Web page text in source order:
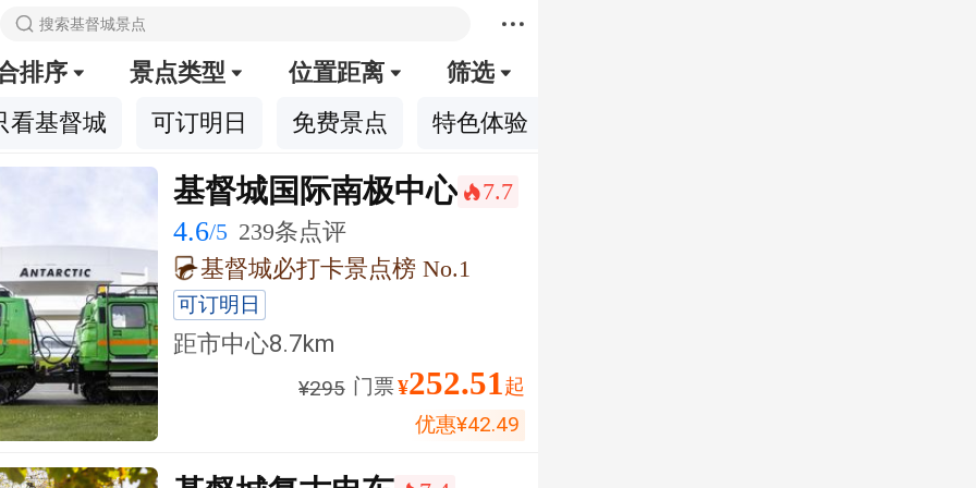
 搜索基督城景点 
排序  景点类型  位置距离  筛选
看基督城 可订明日 免费景点 特色体验
基督城国际南极中心 󰺂7.7
4.6/5 239条点评
基督城必打卡景点榜 No.1
可订明日
距市中心8.7km
¥295 门票¥252.51起
优惠¥42.49